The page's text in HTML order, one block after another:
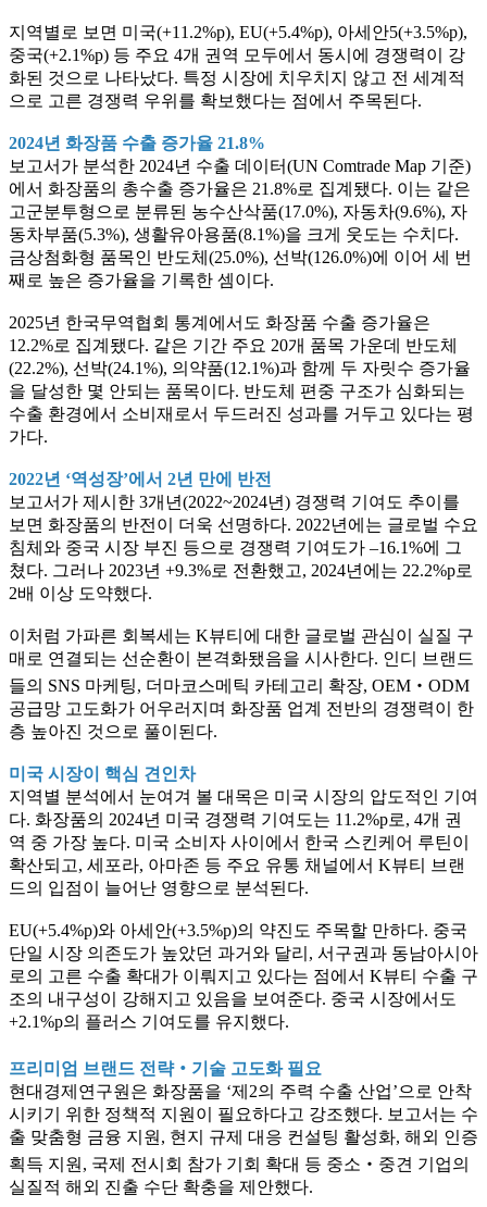
지역별로 보면 미국(+11.2%p), EU(+5.4%p), 아세안5(+3.5%p),
중국(+2.1%p) 등 주요 4개 권역 모두에서 동시에 경쟁력이 강
화된 것으로 나타났다. 특정 시장에 치우치지 않고 전 세계적
으로 고른 경쟁력 우위를 확보했다는 점에서 주목된다.
2024년 화장품 수출 증가율 21.8%
보고서가 분석한 2024년 수출 데이터(UN Comtrade Map 기준)
에서 화장품의 총수출 증가율은 21.8%로 집계됐다. 이는 같은
고군분투형으로 분류된 농수산삭품(17.0%), 자동차(9.6%), 자
동차부품(5.3%), 생활유아용품(8.1%)을 크게 웃도는 수치다.
금상첨화형 품목인 반도체(25.0%), 선박(126.0%)에 이어 세 번
째로 높은 증가율을 기록한 셈이다.
2025년 한국무역협회 통계에서도 화장품 수출 증가율은
12.2%로 집계됐다. 같은 기간 주요 20개 품목 가운데 반도체
(22.2%), 선박(24.1%), 의약품(12.1%)과 함께 두 자릿수 증가율
을 달성한 몇 안되는 품목이다. 반도체 편중 구조가 심화되는
수출 환경에서 소비재로서 두드러진 성과를 거두고 있다는 평
가다.
2022년 ‘역성장’에서 2년 만에 반전
보고서가 제시한 3개년(2022~2024년) 경쟁력 기여도 추이를
보면 화장품의 반전이 더욱 선명하다. 2022년에는 글로벌 수요
침체와 중국 시장 부진 등으로 경쟁력 기여도가 –16.1%에 그
쳤다. 그러나 2023년 +9.3%로 전환했고, 2024년에는 22.2%p로
2배 이상 도약했다.
이처럼 가파른 회복세는 K뷰티에 대한 글로벌 관심이 실질 구
매로 연결되는 선순환이 본격화됐음을 시사한다. 인디 브랜드
들의 SNS 마케팅, 더마코스메틱 카테고리 확장, OEM‧ODM
공급망 고도화가 어우러지며 화장품 업계 전반의 경쟁력이 한
층 높아진 것으로 풀이된다.
미국 시장이 핵심 견인차
지역별 분석에서 눈여겨 볼 대목은 미국 시장의 압도적인 기여
다. 화장품의 2024년 미국 경쟁력 기여도는 11.2%p로, 4개 권
역 중 가장 높다. 미국 소비자 사이에서 한국 스킨케어 루틴이
확산되고, 세포라, 아마존 등 주요 유통 채널에서 K뷰티 브랜
드의 입점이 늘어난 영향으로 분석된다.
EU(+5.4%p)와 아세안(+3.5%p)의 약진도 주목할 만하다. 중국
단일 시장 의존도가 높았던 과거와 달리, 서구권과 동남아시아
로의 고른 수출 확대가 이뤄지고 있다는 점에서 K뷰티 수출 구
조의 내구성이 강해지고 있음을 보여준다. 중국 시장에서도
+2.1%p의 플러스 기여도를 유지했다.
프리미엄 브랜드 전략‧기술 고도화 필요
현대경제연구원은 화장품을 ‘제2의 주력 수출 산업’으로 안착
시키기 위한 정책적 지원이 필요하다고 강조했다. 보고서는 수
출 맞춤형 금융 지원, 현지 규제 대응 컨설팅 활성화, 해외 인증
획득 지원, 국제 전시회 참가 기회 확대 등 중소‧중견 기업의
실질적 해외 진출 수단 확충을 제안했다.